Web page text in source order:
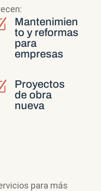
Mantenimien
to y reformas
para
empresas
Proyectos
de obra
nueva
para más